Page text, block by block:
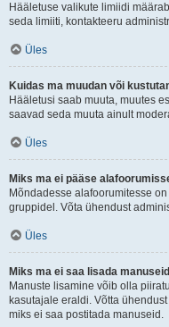
Hääletuse valikute limiidi
seda limiiti, kontakteeru
Üles
Kuidas ma muudan või
Hääletusi saab muuta, muutes
saavad seda muuta ainult
Üles
Miks ma ei pääse
Mõndadesse alafoorumitesse
gruppidel. Võta ühendust
Üles
Miks ma ei saa lisada
Manuste lisamine võib olla
kasutajale eraldi. Võtta
miks ei saa postitada manuseid.